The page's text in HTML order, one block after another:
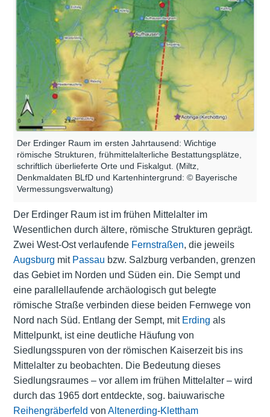
Der Erdinger Raum im ersten Jahrtausend: Wichtige
römische Strukturen, frühmittelalterliche Bestattungsplätze,
schriftlich überlieferte Orte und Fiskalgut. (Miltz,
Denkmaldaten BLfD und Kartenhintergrund: © Bayerische
Vermessungsverwaltung)
Der Erdinger Raum ist im frühen Mittelalter im
Wesentlichen durch ältere, römische Strukturen geprägt.
Zwei West-Ost verlaufende Fernstraßen, die jeweils
Augsburg mit Passau bzw. Salzburg verbanden, grenzen
das Gebiet im Norden und Süden ein. Die Sempt und
eine parallellaufende archäologisch gut belegte
römische Straße verbinden diese beiden Fernwege von
Nord nach Süd. Entlang der Sempt, mit Erding als
Mittelpunkt, ist eine deutliche Häufung von
Siedlungsspuren von der römischen Kaiserzeit bis ins
Mittelalter zu beobachten. Die Bedeutung dieses
Siedlungsraumes – vor allem im frühen Mittelalter – wird
durch das 1965 dort entdeckte, sog. baiuwarische
Reihengräberfeld von Altenerding-Klettham